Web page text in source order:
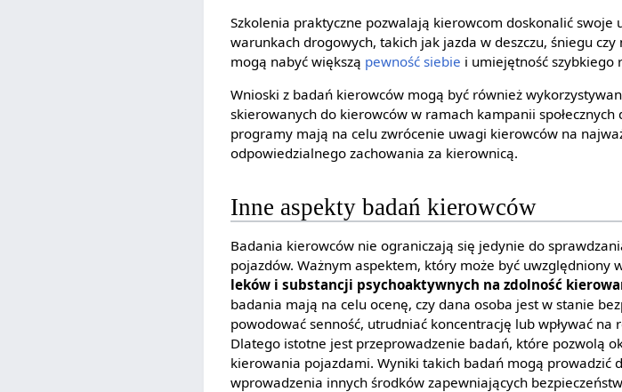
Szkolenia praktyczne pozwalają kierowcom doskonalić
warunkach drogowych, takich jak jazda w deszczu, śniegu
mogą nabyć większą pewność siebie i umiejętność szybkiego
Wnioski z badań kierowców mogą być również
skierowanych do kierowców w ramach kampanii
programy mają na celu zwrócenie uwagi kierowców na
odpowiedzialnego zachowania za kierownicą.
Inne aspekty badań kierowców
Badania kierowców nie ograniczają się jedynie do
pojazdów. Ważnym aspektem, który może być uwzględniony
leków i substancji psychoaktywnych na zdolność
badania mają na celu ocenę, czy dana osoba jest w stanie
powodować senność, utrudniać koncentrację lub wpływać
Dlatego istotne jest przeprowadzenie badań, które pozwolą
kierowania pojazdami. Wyniki takich badań mogą prowadzić
wprowadzenia innych środków zapewniających